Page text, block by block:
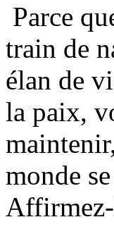
Parce
train de
élan de
la paix,
monde